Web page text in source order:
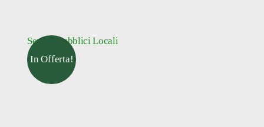
In Offerta!
Servizi Pubblici Locali